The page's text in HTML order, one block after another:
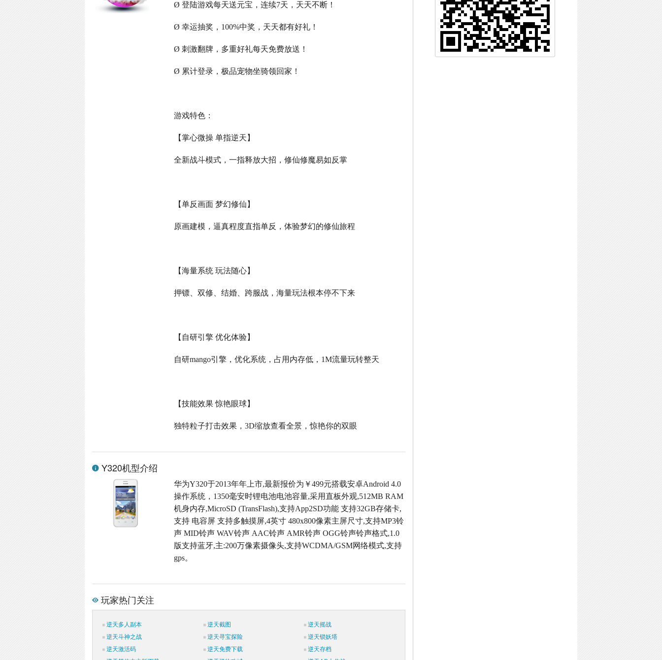
Ø 登陆游戏每天送元宝，连续7天，天天不断！
Ø 幸运抽奖，100%中奖，天天都有好礼！
Ø 刺激翻牌，多重好礼每天免费放送！
Ø 累计登录，极品宠物坐骑领回家！
游戏特色：
【掌心微操 单指逆天】
全新战斗模式，一指释放大招，修仙修魔易如反掌
【单反画面 梦幻修仙】
原画建模，逼真程度直指单反，体验梦幻的修仙旅程
【海量系统 玩法随心】
押镖、双修、结婚、跨服战，海量玩法根本停不下来
【自研引擎 优化体验】
自研mango引擎，优化系统，占用内存低， 1M流量玩转整天
【技能效果 惊艳眼球】
独特粒子打击效果，3D缩放查看全景，惊艳你的双眼
Y320机型介绍
华为Y320于2013年年上市,最新报价为￥499元搭载安卓Android 4.0
操作系统，1350毫安时锂电池电池容量,采用直板外观,512MB RAM
机身内存,MicroSD (TransFlash),支持App2SD功能 支持32GB存储卡,
支持 电容屏 支持多触摸屏,4英寸 480x800像素主屏尺寸,支持MP3铃
声 MID铃声 WAV铃声 AAC铃声 AMR铃声 OGG铃声铃声格式,1.0
版支持蓝牙,主:200万像素摄像头,支持WCDMA/GSM网络模式,支持
gps。
玩家热门关注
逆天多人副本 逆天截图
逆天摇战
逆天斗神之战
逆天寻宝探险
逆天锁妖塔
逆天激活码
逆天免费下载
逆天存档